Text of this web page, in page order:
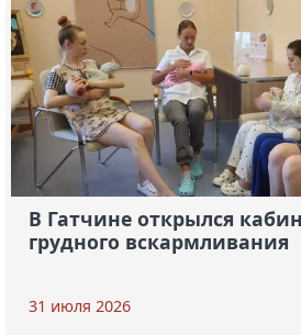
В Гатчине открылся
грудного вскармливания
31 июля 2026